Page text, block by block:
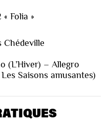
Folia »
(L’Hiver) – Allegro
Saisons amusantes)